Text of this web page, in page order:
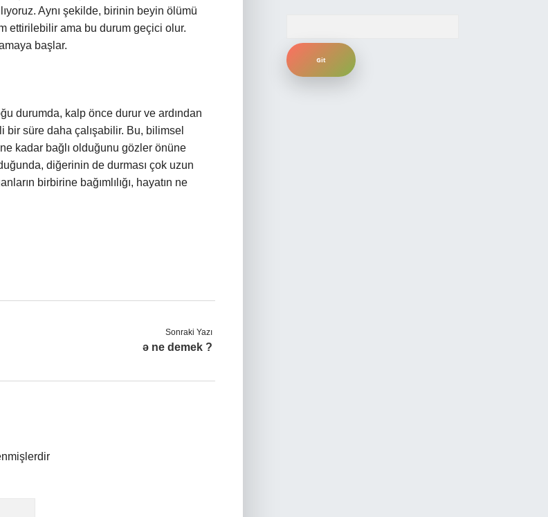
Aynı şekilde, birinin beyin ölümü
ettirilebilir ama bu durum geçici olur.
başlar.
durumda, kalp önce durur ve ardından
bir süre daha çalışabilir. Bu, bilimsel
kadar bağlı olduğunu gözler önüne
diğerinin de durması çok uzun
birbirine bağımlılığı, hayatın ne
Sonraki Yazı
ǝ ne demek ?